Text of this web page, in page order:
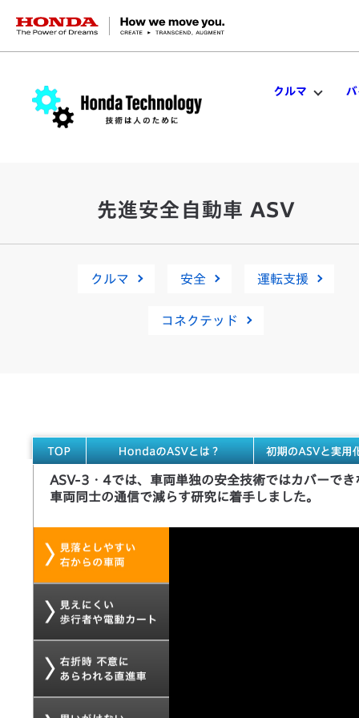
HONDA The Power of Dreams
クルマ
先進安全自動車 ASV
クルマ 安全 運転支援
コネクテッド
ASV-3・4では、車両単独の安全技術ではカバーでき
車両同士の通信で減らす研究に着手しました。